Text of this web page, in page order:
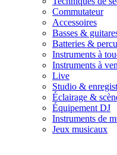
Commutateur
Accessoires
Basses &
Batteries &
Instruments à
Instruments à
Live
Studio &
Éclairage &
Équipement DJ
Instruments de
Jeux musicaux